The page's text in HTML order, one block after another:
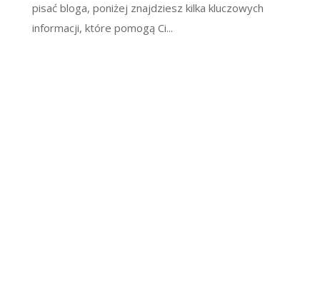
pisać bloga, poniżej znajdziesz kilka kluczowych
informacji, które pomogą Ci...